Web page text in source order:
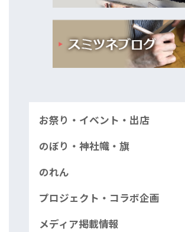
お祭り・イベント・出店
のぼり・神社幟・旗
のれん
プロジェクト・コラボ企画
メディア掲載情報